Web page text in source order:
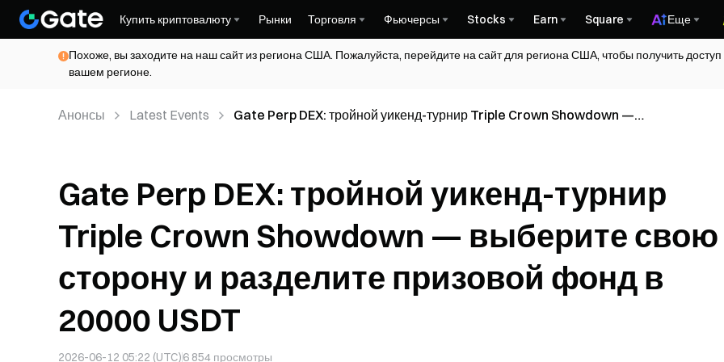
Купить криптовалюту Рынки Торговля Фьючерсы Stocks Earn Square Еще
Похоже, вы заходите на наш сайт из региона США. Пожалуйста, перейдите на сайт для региона США, чтобы получить
вашем регионе.
Анонсы Latest Events
Gate Perp DEX: тройной уикенд-турнир Triple Crown Showdown —
Gate Perp DEX: тройной уикенд-турнир
Triple Crown Showdown — выберите свою
сторону и разделите призовой фонд в
20000 USDT
2026-06-12 05:22 (UTC)6 854 просмотры